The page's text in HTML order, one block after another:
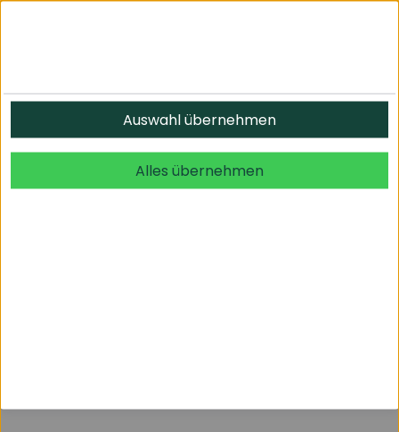
© 2026 undefined. alle Rechte vorbehalten.
Auswahl übernehmen
Alles übernehmen